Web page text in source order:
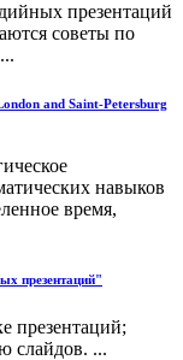
презентаций
советы по
and Saint-Petersburg
навыков
время,
презентаций"
презентаций;
слайдов. ...